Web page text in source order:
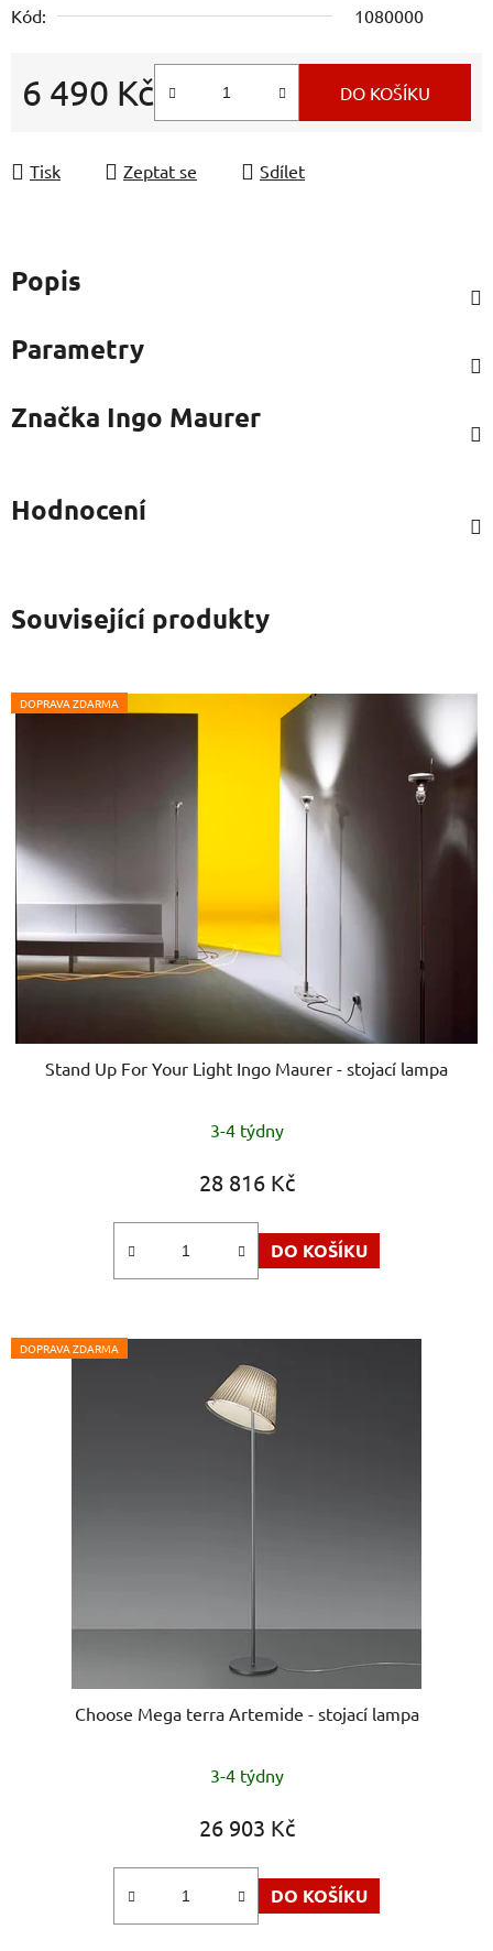
Kód:
1080000
6 490 Kč DO KOŠÍKU
Tisk Zeptat se Sdílet
Popis
Parametry
Značka Ingo Maurer
Hodnocení
Související produkty
DOPRAVA ZDARMA
Stand Up For Your Light Ingo Maurer - stojací lampa
3-4 týdny
28 816 Kč
DO KOŠÍKU
DOPRAVA ZDARMA
Choose Mega terra Artemide - stojací lampa
3-4 týdny
26 903 Kč
DO KOŠÍKU